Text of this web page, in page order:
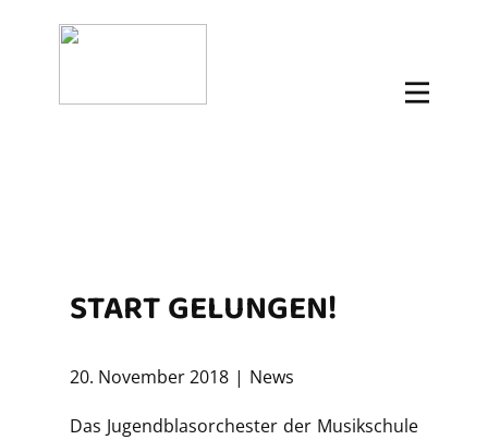
START GELUNGEN!
20. November 2018 News
Das Jugendblasorchester der Musikschule